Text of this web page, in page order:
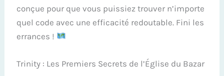
conçue pour que vous puissiez trouver n’importe
quel code avec une efficacité redoutable. Fini les
errances !
Trinity : Les Premiers Secrets de l’Église du Bazar